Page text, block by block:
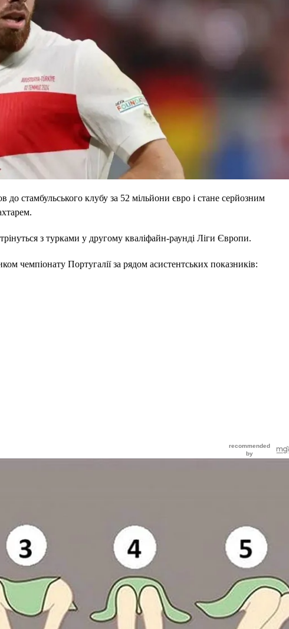
до стамбульського клубу за 52 мільйони євро і стане серйозним
з турками у другому кваліфайн-раунді Ліги Європи.
чемпіонату Португалії за рядом асистентських показників: